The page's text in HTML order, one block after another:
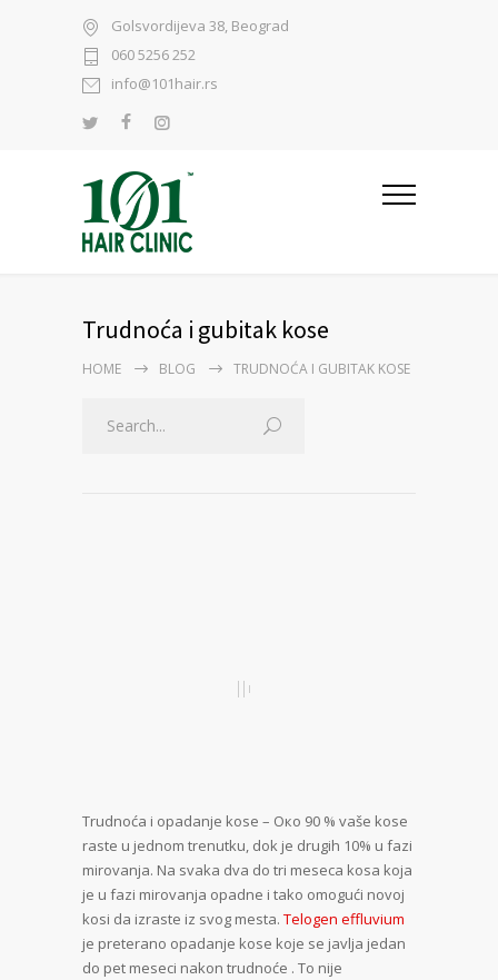
Golsvordijeva 38, Beograd
060 5256 252
info@101hair.rs
Trudnoća i gubitak kose
HOME BLOG TRUDNOĆA I GUBITAK KOSE
Trudnoća i opadanje kose – Око 90 % vaše kose
raste u jednom trenutku, dok je drugih 10% u fazi
mirovanja. Na svaka dva do tri meseca kosa koja
je u fazi mirovanja opadne i tako omogući novoj
kosi da izraste iz svog mesta. Telogen effluvium
je preterano opadanje kose koje se javlja jedan
do pet meseci nakon trudnoće . To nije